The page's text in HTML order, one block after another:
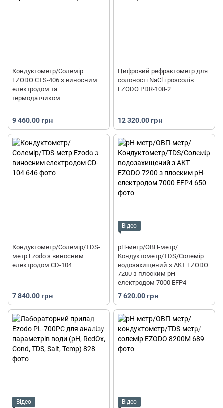
Кондуктометр/Солемір
EZODO CTS-406 з виносним
електродом та
термодатчиком
9 460.00 грн
Цифровий рефрактометр для
солоності NaCl і розсолів
EZODO PDR-108-2
12 320.00 грн
Кондуктометр/Солемір/TDS-
метр Ezodo з виносним
електродом CD-104
7 840.00 грн
Відео
рН-метр/ОВП-метр/
Кондуктометр/TDS/Солемір
водозахищений з АКТ EZODO
7200 з плоским рН-
електродом 7000 EFP4
7 620.00 грн
Відео Відео